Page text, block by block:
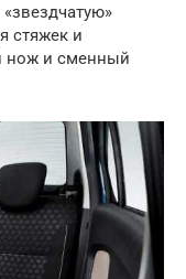
стяжек и
нож и сменный